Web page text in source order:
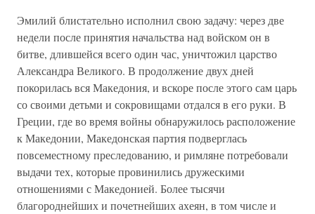
Эмилий блистательно исполнил свою задачу: через две
недели после принятия начальства над войском он в
битве, длившейся всего один час, уничтожил царство
Александра Великого. В продолжение двух дней
покорилась вся Македония, и вскоре после этого сам царь
со своими детьми и сокровищами отдался в его руки. В
Греции, где во время войны обнаружилось расположение
к Македонии, Македонская партия подверглась
повсеместному преследованию, и римляне потребовали
выдачи тех, которые провинились дружескими
отношениями с Македонией. Более тысячи
благороднейших и почетнейших ахеян, в том числе и